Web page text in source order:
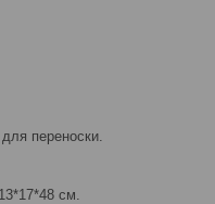
переноски.
см.